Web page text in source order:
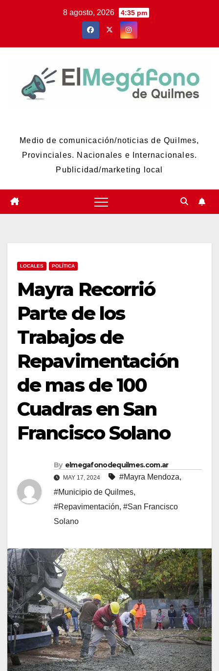
8 agosto, 2026 4:35 pm
Medio de comunicación/noticias de Quilmes,
Provinciales. Nacionales e Internacionales.
Publicidad/marketing local
LOCALES POLÍTICA
Mayra Recorrió
Parte de los
Trabajos de
Repavimentación
de mas de 100
Cuadras en San
Francisco Solano
By elmegafonodequilmes.com.ar
MAY 17, 2024 #Mayra Mendoza,
#Municipio de Quilmes,
#Repavimentación, #San Francisco
Solano